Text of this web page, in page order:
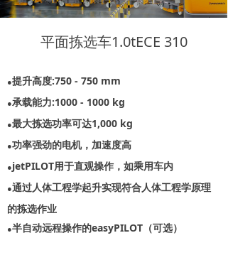
●提升高度:750 - 750 mm
●承载能力:1000 - 1000 kg
●最大拣选功率可达1,000 kg
●功率强劲的电机，加速度高
●jetPILOT用于直观操作，如乘用车内
●通过人体工程学起升实现符合人体工程学原理
的拣选作业
●半自动远程操作的easyPILOT（可选）
平面拣选车1.0tECE 310